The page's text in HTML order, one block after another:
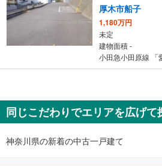
厚木市船子
1,180万円
未定
建物面積 -
小田急小田原線 「
厚木市下川入
1,250万円
未定
建物面積 -
同じこだわりでエリアを広げて
神奈川県の新着の中古一戸建て